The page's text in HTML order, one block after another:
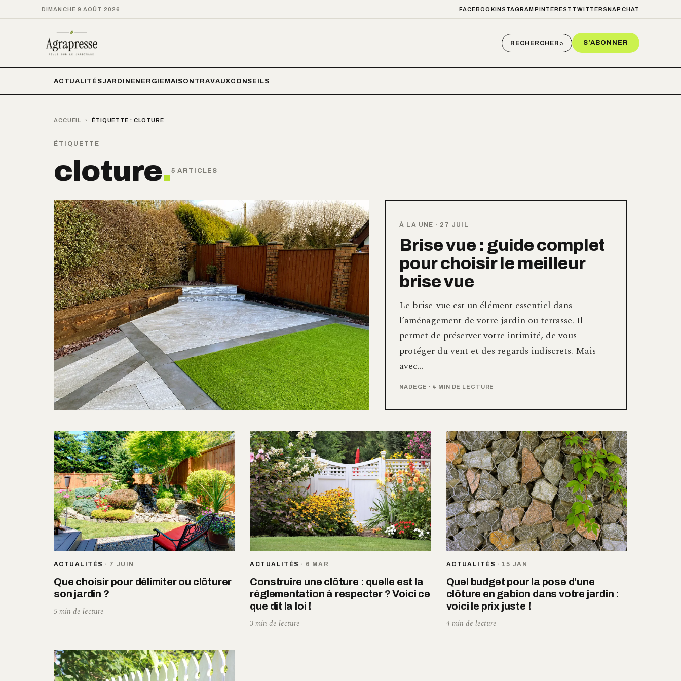
DIMANCHE 9 AOÛT 2026 FACEBOOKINSTAGRAM PINTEREST TWITTER SNAPCHAT
RECHERCHER⌕ S’ABONNER
ACTUALITÉSJARDIN ENERGIE MAISON TRAVAUXCONSEILS
ACCUEIL › ÉTIQUETTE : CLOTURE
ÉTIQUETTE
cloture.5 ARTICLES
À LA UNE · 27 JUIL
Brise vue : guide complet
pour choisir le meilleur
brise vue
Le brise-vue est un élément essentiel dans
l’aménagement de votre jardin ou terrasse. Il
permet de préserver votre intimité, de vous
protéger du vent et des regards indiscrets. Mais
avec…
NADEGE · 4 MIN DE LECTURE
ACTUALITÉS · 7 JUIN
Que choisir pour délimiter ou clôturer
son jardin ?
5 min de lecture
ACTUALITÉS · 6 MAR
Construire une clôture : quelle est la
réglementation à respecter ? Voici ce
que dit la loi !
3 min de lecture
ACTUALITÉS · 15 JAN
Quel budget pour la pose d’une
clôture en gabion dans votre jardin :
voici le prix juste !
4 min de lecture